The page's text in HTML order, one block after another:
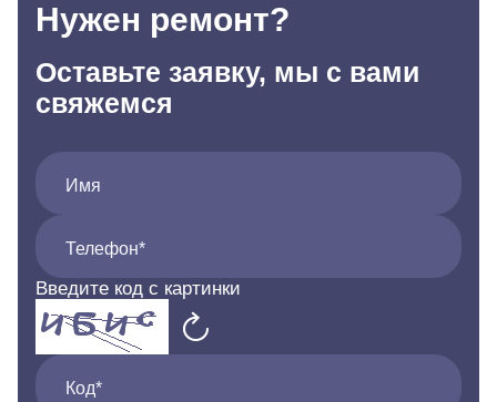
Нужен ремонт?
Оставьте заявку, мы с вами
свяжемся
Имя
Телефон*
Введите код с картинки
Код*